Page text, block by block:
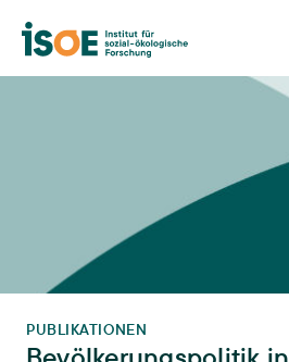
PUBLIKATIONEN